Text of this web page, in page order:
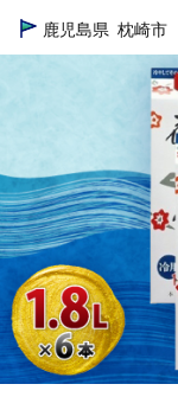
TOP
TOP 米・穀物
鹿児島県 枕崎市